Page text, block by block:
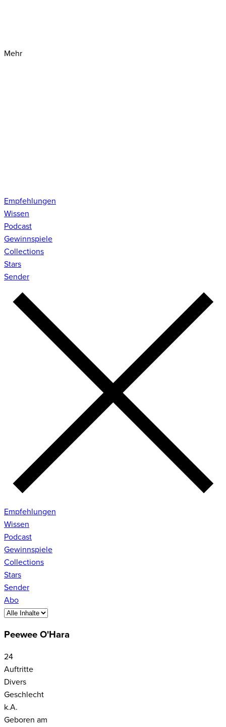
Mehr
Empfehlungen
Wissen
Podcast
Gewinnspiele
Collections
Stars
Sender
Empfehlungen
Wissen
Podcast
Gewinnspiele
Collections
Stars
Sender
Abo
Peewee O'Hara
24
Auftritte
Divers
Geschlecht
k.A.
Geboren am